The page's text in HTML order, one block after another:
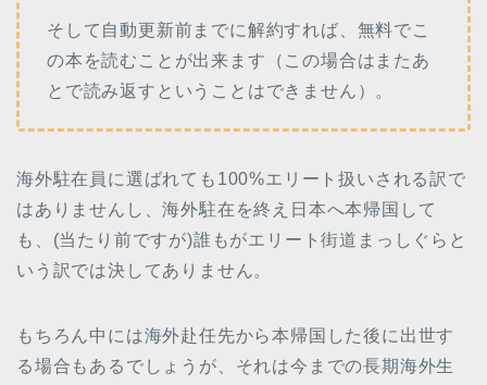
そして自動更新前までに解約すれば、無料でこ
の本を読むことが出来ます（この場合はまたあ
とで読み返すということはできません）。
海外駐在員に選ばれても100%エリート扱いされる訳で
はありませんし、海外駐在を終え日本へ本帰国して
も、(当たり前ですが)誰もがエリート街道まっしぐらと
いう訳では決してありません。
もちろん中には海外赴任先から本帰国した後に出世す
る場合もあるでしょうが、それは今までの長期海外生